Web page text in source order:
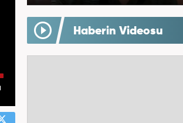
Haberin Videosu